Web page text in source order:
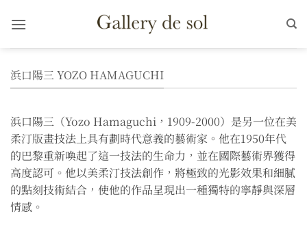
浜口陽三 YOZO HAMAGUCHI
浜口陽三（Yozo Hamaguchi，1909-2000）是另一位在美
柔汀版畫技法上具有劃時代意義的藝術家。他在1950年代
的巴黎重新喚起了這一技法的生命力，並在國際藝術界獲得
高度認可。他以美柔汀技法創作，將極致的光影效果和細膩
的點刻技術結合，使他的作品呈現出一種獨特的寧靜與深層
情感。